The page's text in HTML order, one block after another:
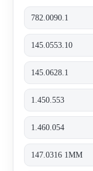
782.0090.1
145.0553.10
145.0628.1
1.450.553
1.460.054
147.0316 1MM